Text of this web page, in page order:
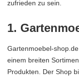
zufrieden zu sein.
1.
Gartenmoebel-
einem breiten
Produkten. Der Shop